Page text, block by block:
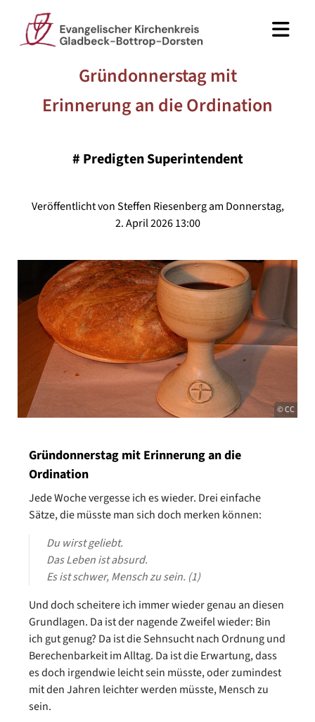
Gründonnerstag mit
Erinnerung an die Ordination
# Predigten Superintendent
Veröffentlicht von Steffen Riesenberg am Donnerstag,
2. April 2026 13:00
© CC
Gründonnerstag mit Erinnerung an die
Ordination
Jede Woche vergesse ich es wieder. Drei einfache
Sätze, die müsste man sich doch merken können:
Du wirst geliebt.
Das Leben ist absurd.
Es ist schwer, Mensch zu sein. (1)
Und doch scheitere ich immer wieder genau an diesen
Grundlagen. Da ist der nagende Zweifel wieder: Bin
ich gut genug? Da ist die Sehnsucht nach Ordnung und
Berechenbarkeit im Alltag. Da ist die Erwartung, dass
es doch irgendwie leicht sein müsste, oder zumindest
mit den Jahren leichter werden müsste, Mensch zu
sein.